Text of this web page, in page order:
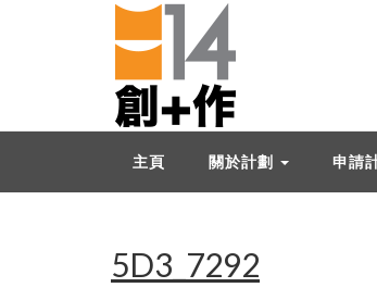
主頁 關於計劃 申請
5D3_7292